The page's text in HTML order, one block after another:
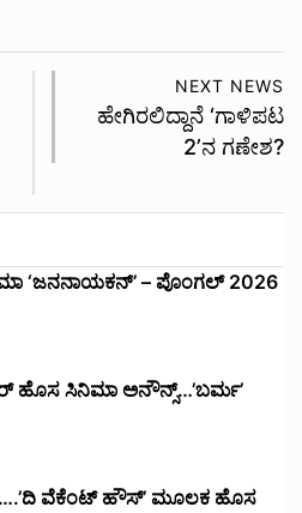
NEXT NEWS
ಹೇಗಿರಲಿದ್ದಾನೆ ‘ಗಾಳಿಪಟ
2’ನ ಗಣೇಶ?
– ಪೊಂಗಲ್ 2026
ಹೊಸ ಸಿನಿಮಾ ಅನೌನ್ಸ್…’ಬರ್ಮ’
ವೆಕೆಂಟ್ ಹೌಸ್‌’‌ ಮೂಲಕ ಹೊಸ